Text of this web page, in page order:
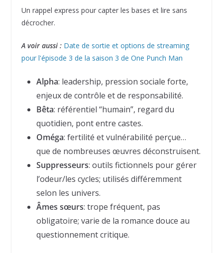
Un rappel express pour capter les bases et lire sans
décrocher.
A voir aussi : Date de sortie et options de streaming
pour l'épisode 3 de la saison 3 de One Punch Man
Alpha: leadership, pression sociale forte,
enjeux de contrôle et de responsabilité.
Bêta: référentiel “humain”, regard du
quotidien, pont entre castes.
Oméga: fertilité et vulnérabilité perçue…
que de nombreuses œuvres déconstruisent.
Suppresseurs: outils fictionnels pour gérer
l’odeur/les cycles; utilisés différemment
selon les univers.
Âmes sœurs: trope fréquent, pas
obligatoire; varie de la romance douce au
questionnement critique.